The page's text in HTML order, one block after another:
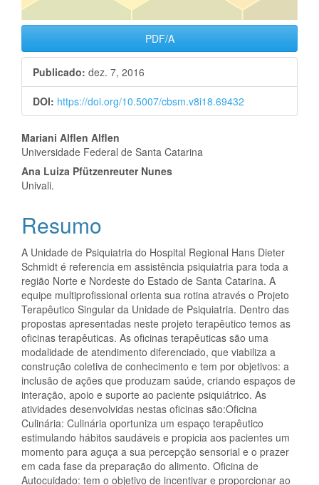
PDF/A
Publicado: dez. 7, 2016
DOI: https://doi.org/10.5007/cbsm.v8i18.69432
Conteúdo
do
artigo
principal
Mariani Alflen Alflen
Universidade Federal de Santa Catarina
Ana Luiza Pfützenreuter Nunes
Univali.
Resumo
A Unidade de Psiquiatria do Hospital Regional Hans Dieter
Schmidt é referencia em assistência psiquiatria para toda a
região Norte e Nordeste do Estado de Santa Catarina. A
equipe multiprofissional orienta sua rotina através o Projeto
Terapêutico Singular da Unidade de Psiquiatria. Dentro das
propostas apresentadas neste projeto terapêutico temos as
oficinas terapêuticas. As oficinas terapêuticas são uma
modalidade de atendimento diferenciado, que viabiliza a
construção coletiva de conhecimento e tem por objetivos: a
inclusão de ações que produzam saúde, criando espaços de
interação, apoio e suporte ao paciente psiquiátrico. As
atividades desenvolvidas nestas oficinas são:Oficina
Culinária: Culinária oportuniza um espaço terapêutico
estimulando hábitos saudáveis e propicia aos pacientes um
momento para aguça a sua percepção sensorial e o prazer
em cada fase da preparação do alimento. Oficina de
Autocuidado: tem o objetivo de incentivar e proporcionar ao